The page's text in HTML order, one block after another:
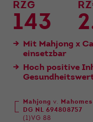
RZG
143
Mit Mahjong x
einsetzbar
Hoch positive
Mahjong v.
Mahomes
DG NL 694808757
(1)VG 88
Wir verwenden auf
Inhalte, um Ihnen
anzubieten.